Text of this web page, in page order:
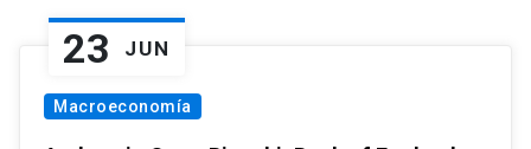
23 JUN
Macroeconomía